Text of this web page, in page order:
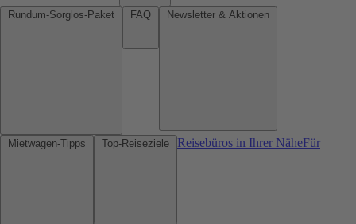
Reisebüros in Ihrer NäheFür